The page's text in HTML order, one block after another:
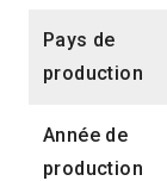
Pays de
production
Année de
production